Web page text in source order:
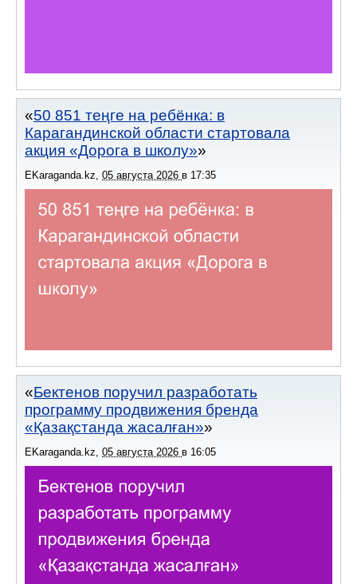
50 851 теңге на ребёнка: в
Карагандинской области стартовала
акция «Дорога в школу»
EKaraganda.kz 05 августа 2026 в 17:35
Бектенов поручил разработать
программу продвижения бренда
«Қазақстанда жасалған»
EKaraganda.kz 05 августа 2026 в 16:05